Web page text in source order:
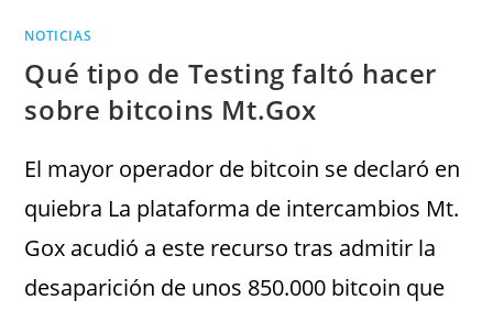
NOTICIAS
Qué tipo de Testing faltó hacer
sobre bitcoins Mt.Gox
El mayor operador de bitcoin se declaró en
quiebra La plataforma de intercambios Mt.
Gox acudió a este recurso tras admitir la
desaparición de unos 850.000 bitcoin que